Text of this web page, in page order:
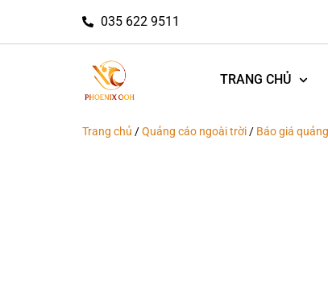
035 622 9511
TRANG CHỦ
Trang chủ /Quảng cáo ngoài trời/ Báo giá